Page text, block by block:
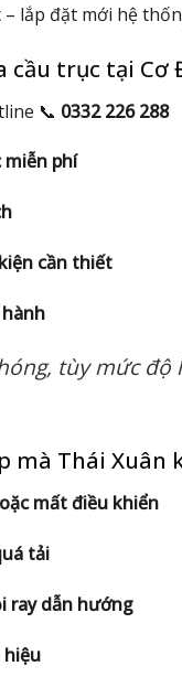
lắp đặt mới hệ
trục tại Cơ
📞 0332 226 288
miễn phí
cần thiết
tùy mức
Thái Xuân
mất điều khiển
tải
ray dẫn hướng